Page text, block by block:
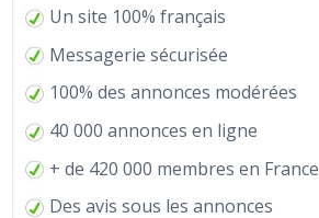
Un site 100% français
Messagerie sécurisée
100% des annonces modérées
40 000 annonces en ligne
+ de 420 000 membres en France
Des avis sous les annonces